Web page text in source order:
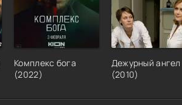
Комплекс бога
(2022)
Дежурный ангел
(2010)